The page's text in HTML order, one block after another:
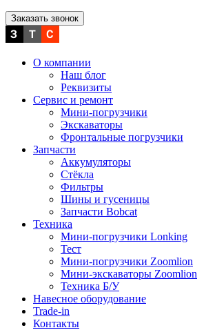
Заказать звонок
О компании
Наш блог
Реквизиты
Сервис и ремонт
Мини-погрузчики
Экскаваторы
Фронтальные погрузчики
Запчасти
Аккумуляторы
Стёкла
Фильтры
Шины и гусеницы
Запчасти Bobcat
Техника
Мини-погрузчики Lonking
Тест
Мини-погрузчики Zoomlion
Мини-экскаваторы Zoomlion
Техника Б/У
Навесное оборудование
Trade-in
Контакты